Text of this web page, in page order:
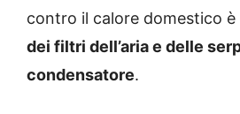
contro il calore domestico è
dei filtri dell’aria e delle
condensatore.